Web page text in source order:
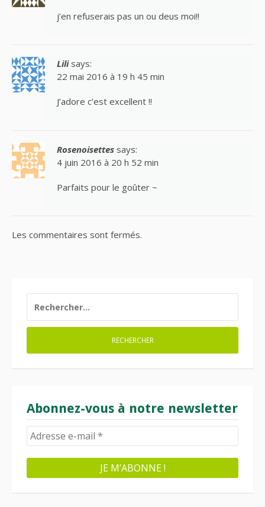
j’en refuserais pas un ou deus moi!!
Lili says:
22 mai 2016 à 19 h 45 min
J’adore c’est excellent !!
Rosenoisettes says:
4 juin 2016 à 20 h 52 min
Parfaits pour le goûter ~
Les commentaires sont fermés.
Abonnez-vous à notre newsletter